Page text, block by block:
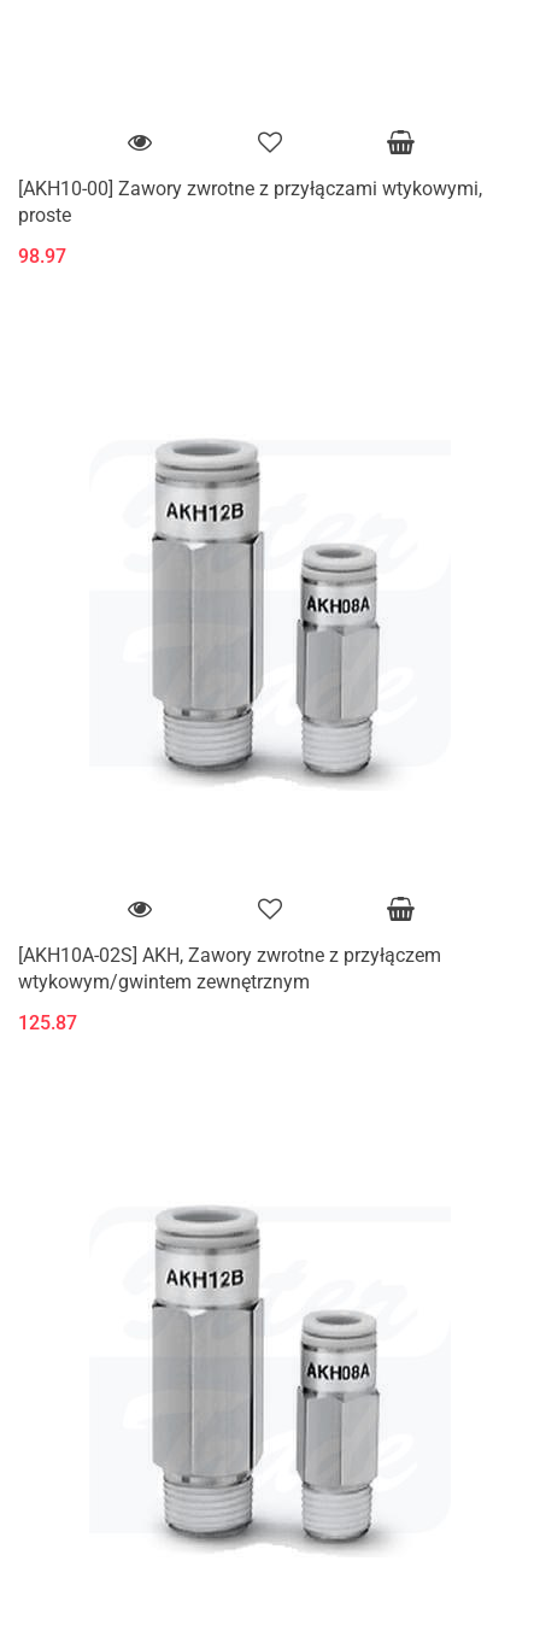
[AKH10-00] Zawory zwrotne z przyłączami wtykowymi,
proste
98.97
[AKH10A-02S] AKH, Zawory zwrotne z przyłączem
wtykowym/gwintem zewnętrznym
125.87